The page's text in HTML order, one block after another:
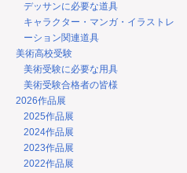
デッサンに必要な道具
キャラクター・マンガ・イラストレ
ーション関連道具
美術高校受験
美術受験に必要な用具
美術受験合格者の皆様
2026作品展
2025作品展
2024作品展
2023作品展
2022作品展